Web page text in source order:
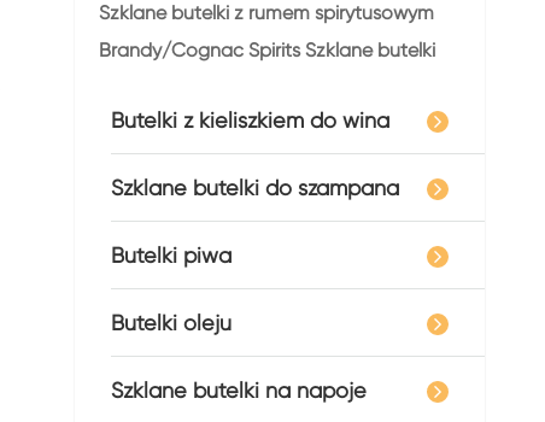
Szklane butelki z rumem spirytusowym
Brandy/Cognac Spirits Szklane butelki
Butelki z kieliszkiem do wina
Szklane butelki do szampana
Butelki piwa
Butelki oleju
Szklane butelki na napoje